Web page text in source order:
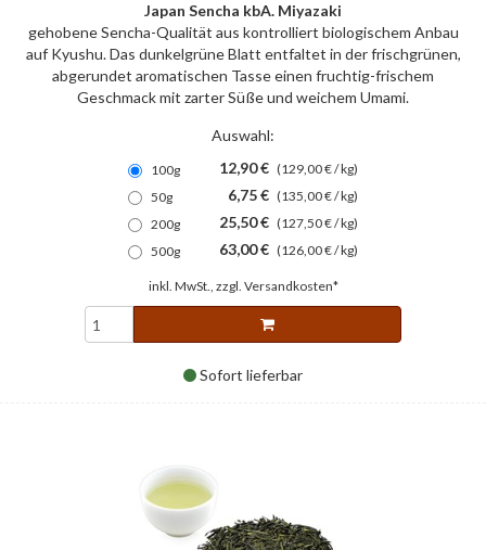
Japan Sencha kbA. Miyazaki
gehobene Sencha-Qualität aus kontrolliert biologischem Anbau
auf Kyushu. Das dunkelgrüne Blatt entfaltet in der frischgrünen,
abgerundet aromatischen Tasse einen fruchtig-frischem
Geschmack mit zarter Süße und weichem Umami.
Auswahl:
100g 12,90 € (129,00 € / kg)
50g
6,75 € (135,00 € / kg)
200g
25,50 € (127,50 € / kg)
500g
63,00 € (126,00 € / kg)
inkl. MwSt., zzgl. Versandkosten*
Sofort lieferbar